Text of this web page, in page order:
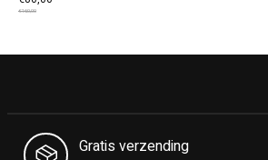
€160,00
Gratis verzending